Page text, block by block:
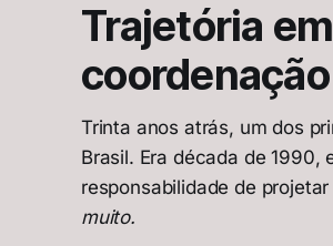
Trajetória
Trinta anos atrás, um dos
Brasil. Era década de 1990,
responsabilidade de
muito.